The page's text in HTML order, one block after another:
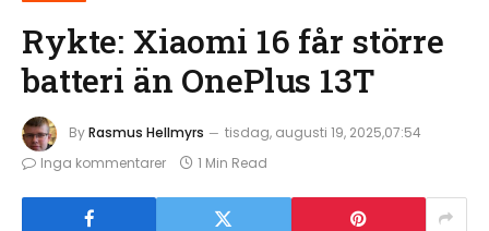
Rykte: Xiaomi 16 får större
batteri än OnePlus 13T
ByRasmus Hellmyrs
tisdag, augusti 19, 2025,07:54
Inga kommentarer
1 Min Read